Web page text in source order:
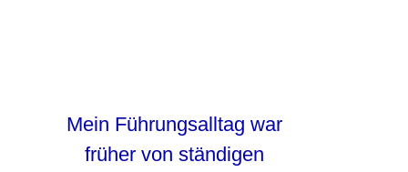
Mein Führungsalltag war
früher von ständigen